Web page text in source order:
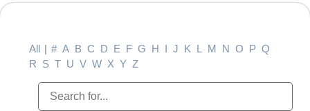
All | # A B C D E F G H I J K L M N O P Q
R S T U V W X Y Z